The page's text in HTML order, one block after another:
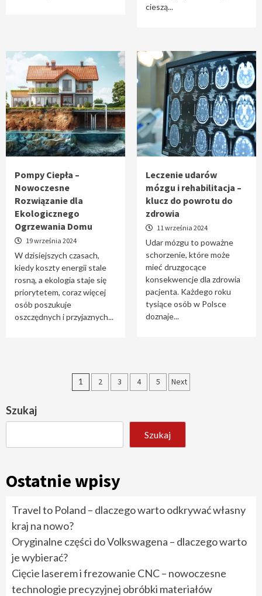
cieszą...
Pompy Ciepła –
Nowoczesne
Rozwiązanie dla
Ekologicznego
Ogrzewania Domu
19 września 2024
W dzisiejszych czasach,
kiedy koszty energii stale
rosną, a ekologia staje się
priorytetem, coraz więcej
osób poszukuje
oszczędnych i przyjaznych...
Leczenie udarów
mózgu i rehabilitacja –
klucz do powrotu do
zdrowia
11 września 2024
Udar mózgu to poważne
schorzenie, które może
mieć druzgocące
konsekwencje dla zdrowia
pacjenta. Każdego roku
tysiące osób w Polsce
doznaje...
Stronicowanie
1 2 3 4 5 Next
Szukaj
Szukaj
Ostatnie wpisy
Travel to Poland – dlaczego warto odkrywać własny
kraj na nowo?
Oryginalne części do Volkswagena – dlaczego warto
je wybierać?
Cięcie laserem i frezowanie CNC – nowoczesne
technologie precyzyjnej obróbki materiałów